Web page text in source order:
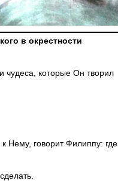
в окрестности
чудеса, которые Он творил
Нему, говорит Филиппу: где